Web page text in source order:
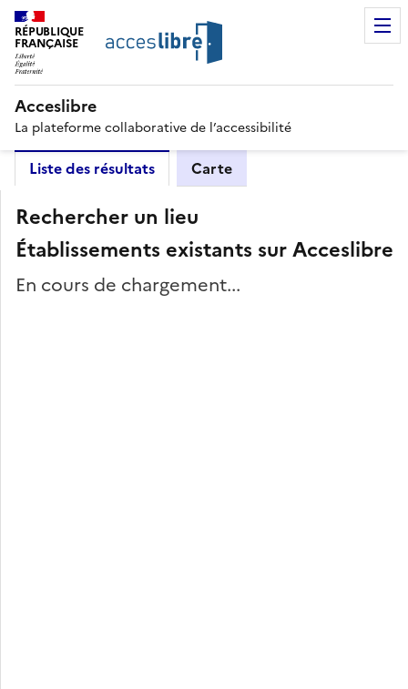
RÉPUBLIQUE
FRANÇAISE
Acceslibre
La plateforme collaborative de l’accessibilité
Liste des résultats Carte
Rechercher un lieu
Établissements existants sur Acceslibre
En cours de chargement...